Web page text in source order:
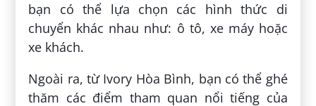
bạn có thể lựa chọn các hình thức di
chuyển khác nhau như: ô tô, xe máy hoặc
xe khách.
Ngoài ra, từ Ivory Hòa Bình, bạn có thể ghé
thăm các điểm tham quan nổi tiếng của